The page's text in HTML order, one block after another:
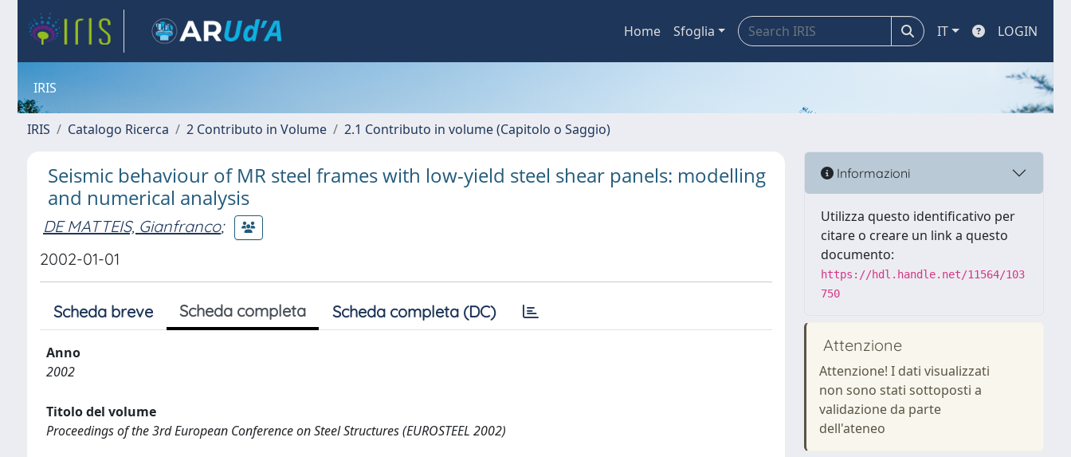
Home Sfoglia IT LOGIN
IRIS
IRIS Catalogo Ricerca 2 Contributo in Volume 2.1 Contributo in volume (Capitolo o Saggio)
Seismic behaviour of MR steel frames with low-yield steel shear panels: modelling
and numerical analysis
DE MATTEIS, Gianfranco;
2002-01-01
Scheda breve Scheda completa Scheda completa (DC)
Anno
2002
Titolo del volume
Proceedings of the 3rd European Conference on Steel Structures (EUROSTEEL 2002)
Informazioni
Utilizza questo identificativo per
citare o creare un link a questo
documento:
https://hdl.handle.net/11564/103
750
Attenzione
Attenzione! I dati visualizzati
non sono stati sottoposti a
validazione da parte
dell'ateneo